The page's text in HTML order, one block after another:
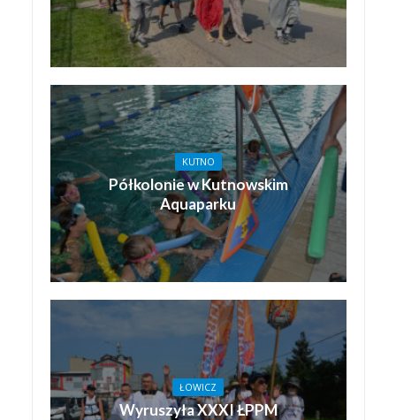
KUTNO
Półkolonie w Kutnowskim
Aquaparku
ŁOWICZ
Wyruszyła XXXI ŁPPM